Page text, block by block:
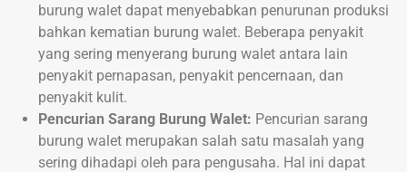
burung walet dapat menyebabkan penurunan produksi
bahkan kematian burung walet. Beberapa penyakit
yang sering menyerang burung walet antara lain
penyakit pernapasan, penyakit pencernaan, dan
penyakit kulit.
Pencurian Sarang Burung Walet: Pencurian sarang
burung walet merupakan salah satu masalah yang
sering dihadapi oleh para pengusaha. Hal ini dapat